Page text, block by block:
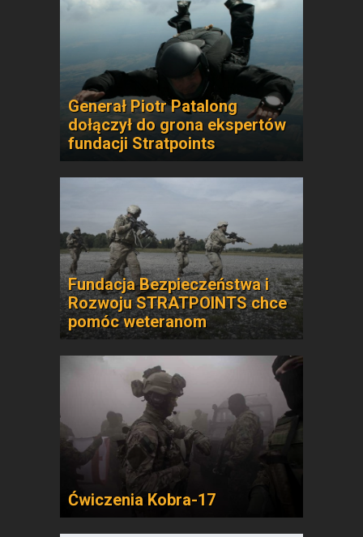
Generał Piotr Patalong
dołączył do grona ekspertów
fundacji Stratpoints
Fundacja Bezpieczeństwa i
Rozwoju STRATPOINTS chce
pomóc weteranom
Ćwiczenia Kobra-17